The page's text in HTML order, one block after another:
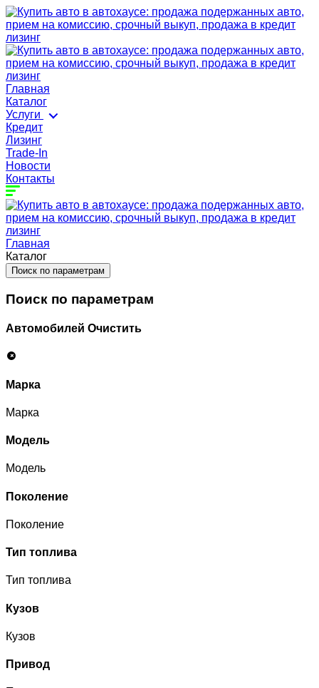
Главная
Каталог
Услуги
Кредит
Лизинг
Trade-In
Новости
Контакты
Главная
Каталог
Поиск по параметрам
Поиск по параметрам
Автомобилей Очистить
Марка
Марка
Модель
Модель
Поколение
Поколение
Тип топлива
Тип топлива
Кузов
Кузов
Привод